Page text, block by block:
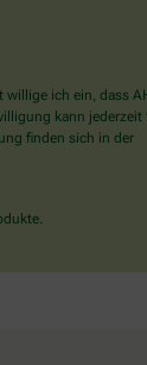
willige ich ein, dass
kann jederzeit
finden sich in der